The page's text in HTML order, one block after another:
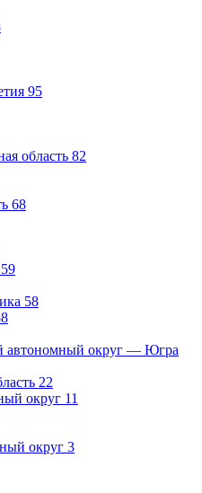
95
область 82
68
59
58
автономный округ — Югра
22
округ 11
округ 3